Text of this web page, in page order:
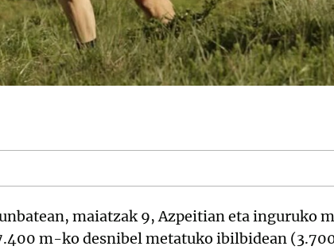
maiatzak 9, Azpeitian eta inguruko
m-ko desnibel metatuko ibilbidean